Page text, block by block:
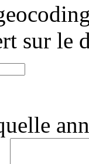
sur le